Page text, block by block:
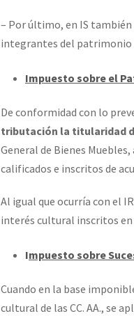
– Por último, en IS
integrantes del patrimonio
Impuesto sobre el
De conformidad con lo
tributación la titularidad
General de Bienes
calificados e inscritos de
Al igual que ocurría con el
interés cultural inscritos en
Impuesto sobre
Cuando en la base
cultural de las CC. AA., se